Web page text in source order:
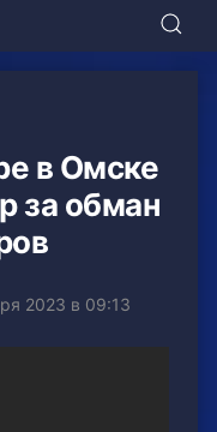
в Омске
за обман
2023 в 09:13